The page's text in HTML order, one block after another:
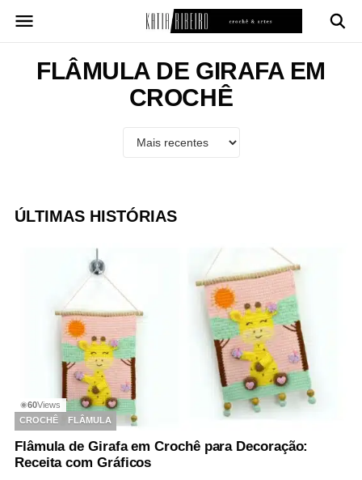
para
conteúdoFLÂMULA DE GIRAFA EM
CROCHÊ
ÚLTIMAS HISTÓRIAS
◉60Views
CROCHÊ
FLÂMULA
Flâmula de Girafa em Crochê para Decoração:
Receita com Gráficos